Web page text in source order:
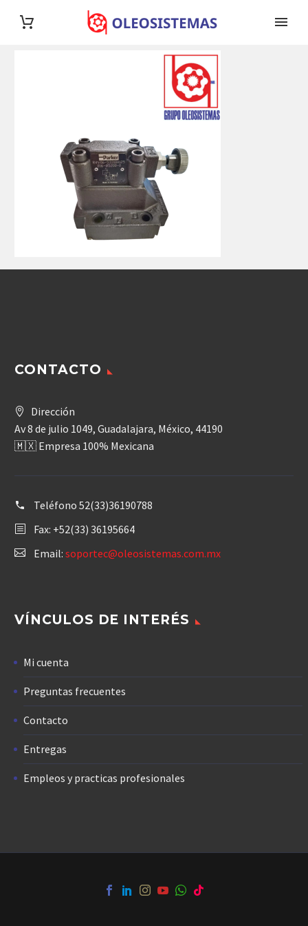
CONTACTO
Dirección
Av 8 de julio 1049, Guadalajara, México, 44190
🇲🇽 Empresa 100% Mexicana
Teléfono 52(33)36190788
Fax: +52(33) 36195664
Email: soportec@oleosistemas.com.mx
VÍNCULOS DE INTERÉS
Mi cuenta
Preguntas frecuentes
Contacto
Entregas
Empleos y practicas profesionales